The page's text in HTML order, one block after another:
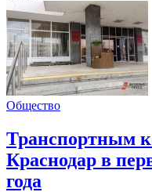
Общество
Транспортным
Краснодар в
года